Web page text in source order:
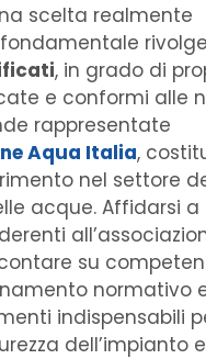
scelta realmente
, in grado di
e conformi alle
rappresentate
Aqua Italia,
nel settore
acque. Affidarsi a
su
normativo
indispensabili
dell’impianto